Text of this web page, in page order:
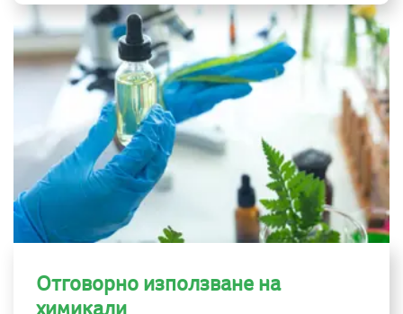
Отговорно използване на
химикали